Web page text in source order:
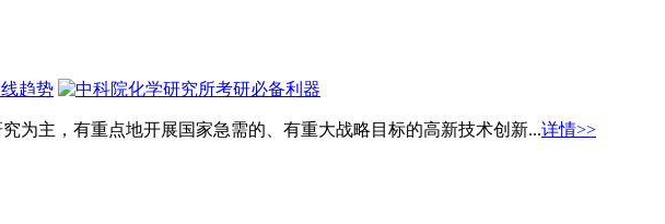
为主，有重点地开展国家急需的、有重大战略目标的高新技术创新...详情>>